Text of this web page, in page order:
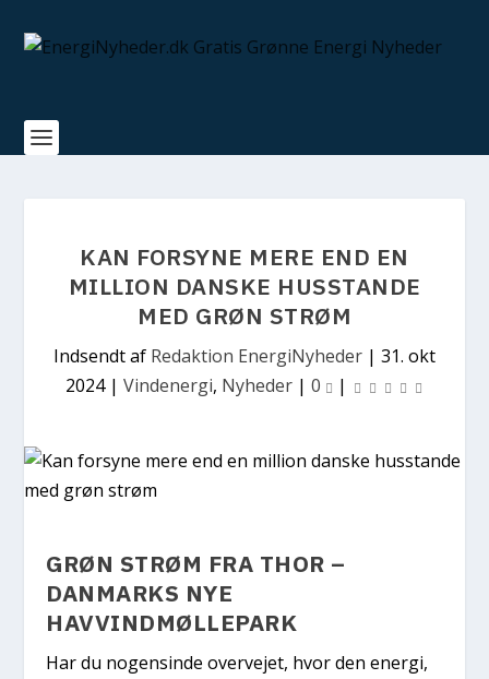
KAN FORSYNE MERE END EN
MILLION DANSKE HUSSTANDE
MED GRØN STRØM
Indsendt af Redaktion EnergiNyheder | 31. okt
2024| Vindenergi, Nyheder | 0 |
GRØN STRØM FRA THOR –
DANMARKS NYE
HAVVINDMØLLEPARK
Har du nogensinde overvejet, hvor den energi,